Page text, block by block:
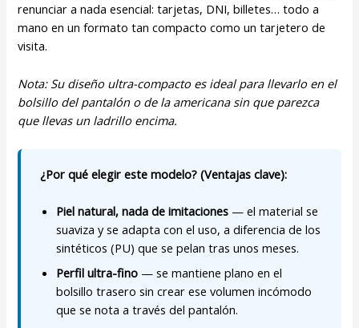
renunciar a nada esencial: tarjetas, DNI, billetes… todo a
mano en un formato tan compacto como un tarjetero de
visita.
Nota: Su diseño ultra-compacto es ideal para llevarlo en el
bolsillo del pantalón o de la americana sin que parezca
que llevas un ladrillo encima.
¿Por qué elegir este modelo? (Ventajas clave):
Piel natural, nada de imitaciones — el material se
suaviza y se adapta con el uso, a diferencia de los
sintéticos (PU) que se pelan tras unos meses.
Perfil ultra-fino — se mantiene plano en el
bolsillo trasero sin crear ese volumen incómodo
que se nota a través del pantalón.